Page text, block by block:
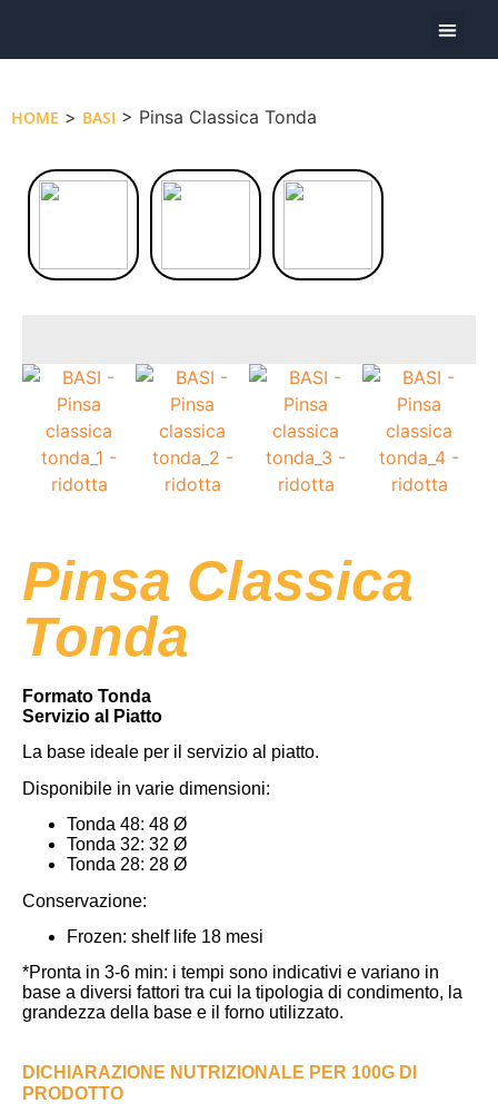
HOME > BASI > Pinsa Classica Tonda
Pinsa Classica
Tonda
Formato Tonda
Servizio al Piatto
La base ideale per il servizio al piatto.
Disponibile in varie dimensioni:
Tonda 48: 48 Ø
Tonda 32: 32 Ø
Tonda 28: 28 Ø
Conservazione:
Frozen: shelf life 18 mesi
*Pronta in 3-6 min: i tempi sono indicativi e variano in
base a diversi fattori tra cui la tipologia di condimento, la
grandezza della base e il forno utilizzato.
DICHIARAZIONE NUTRIZIONALE PER 100G DI
PRODOTTO